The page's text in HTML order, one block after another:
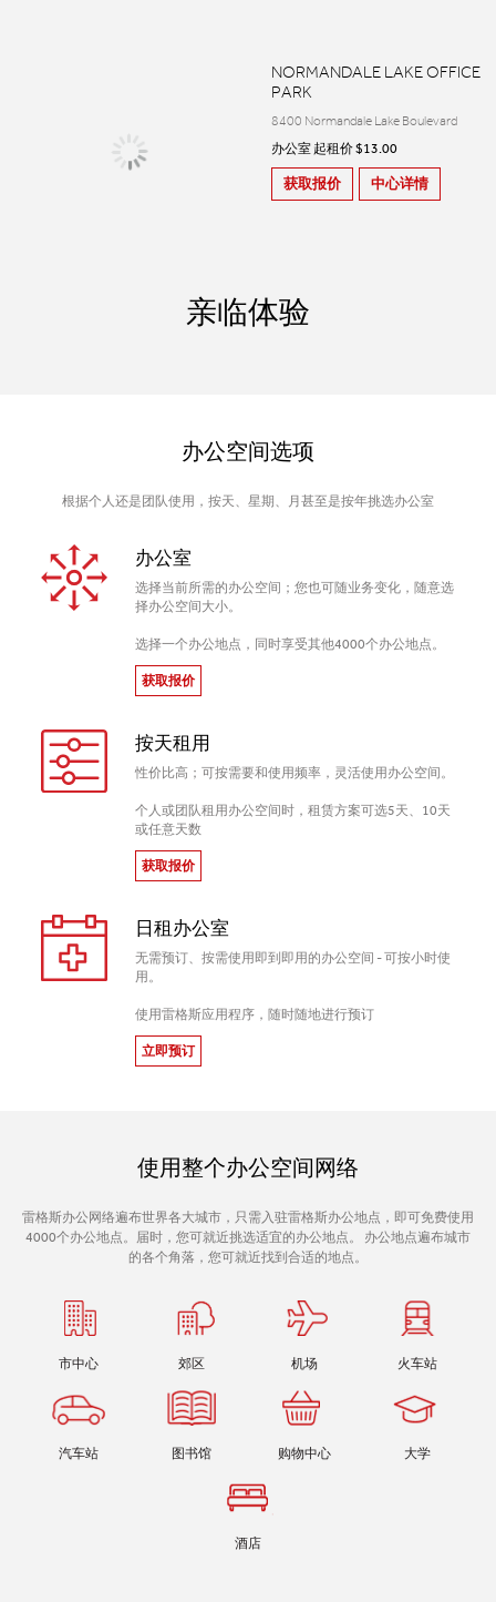
NORMANDALE LAKE OFFICE
PARK
8400 Normandale Lake Boulevard
办公室 起租价 $13.00
获取报价 中心详情
亲临体验
办公空间选项
根据个人还是团队使用，按天、星期、月甚至是按年挑选办公室
办公室
选择当前所需的办公空间；您也可随业务变化，随意选
择办公空间大小。
选择一个办公地点，同时享受其他4000个办公地点。
获取报价
按天租用
性价比高；可按需要和使用频率，灵活使用办公空间。
个人或团队租用办公空间时，租赁方案可选5天、10天
或任意天数
获取报价
日租办公室
无需预订、按需使用即到即用的办公空间 - 可按小时使
用。
使用雷格斯应用程序，随时随地进行预订
立即预订
使用整个办公空间网络
雷格斯办公网络遍布世界各大城市，只需入驻雷格斯办公地点，即可免费使用
4000个办公地点。届时，您可就近挑选适宜的办公地点。 办公地点遍布城市
的各个角落，您可就近找到合适的地点。
市中心 郊区 机场 火车站
汽车站 图书馆 购物中心 大学
酒店